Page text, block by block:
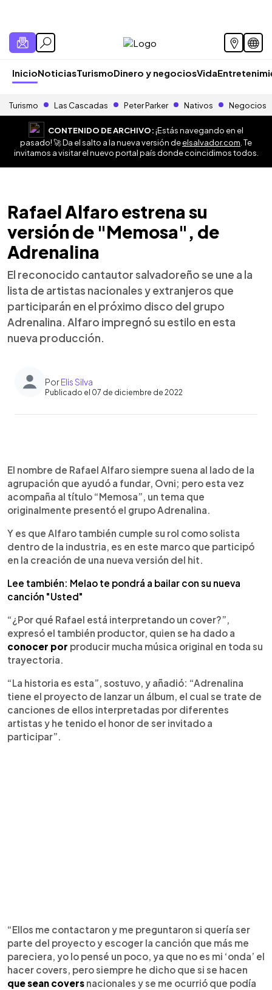
InicioNoticiasTurismoDinero y negociosVida
Turismo Las Cascadas Peter Parker Nativos Negocios
CONTENIDO DE ARCHIVO:¡Estás navegando en el
pasado! 🚀 Da el salto a la nueva versión deelsalvador.com . Te
invitamos a visitar el nuevo portal país donde coincidimos todos.
Rafael Alfaro estrena su
versión de "Memosa", de
Adrenalina
El reconocido cantautor salvadoreño se une a la
lista de artistas nacionales y extranjeros que
participarán en el próximo disco del grupo
Adrenalina. Alfaro impregnó su estilo en esta
nueva producción.
PorElis Silva
Publicado el 07 de diciembre de 2022
► Escuchar artículo
El nombre de Rafael Alfaro siempre suena al lado de la
agrupación que ayudó a fundar, Ovni; pero esta vez
acompaña al título “Memosa”, un tema que
originalmente presentó el grupo Adrenalina.
Y es que Alfaro también cumple su rol como solista
dentro de la industria, es en este marco que participó
en la creación de una nueva versión del hit.
Lee también: Melao te pondrá a bailar con su nueva
canción "Usted"
“¿Por qué Rafael está interpretando un cover?”,
expresó el también productor, quien se ha dado a
conocer por producir mucha música original en toda su
trayectoria.
“La historia es esta”, sostuvo, y añadió: “Adrenalina
tiene el proyecto de lanzar un álbum, el cual se trate de
canciones de ellos interpretadas por diferentes
artistas y he tenido el honor de ser invitado a
participar”.
“Ellos me contactaron y me preguntaron si quería ser
parte del proyecto y escoger la canción que más me
pareciera, yo lo pensé un poco, ya que no es mi ‘onda’ el
hacer covers, pero siempre he dicho que si se hacen
que sean covers nacionales y se me ocurrió que podía